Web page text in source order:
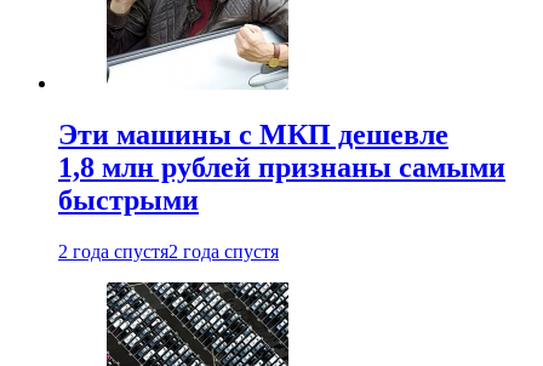
Эти машины с МКП дешевле
1,8 млн рублей признаны самыми
быстрыми
2 года спустя2 года спустя